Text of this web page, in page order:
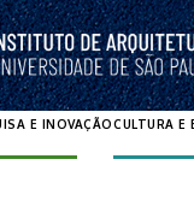
E INOVAÇÃOCULTURA E